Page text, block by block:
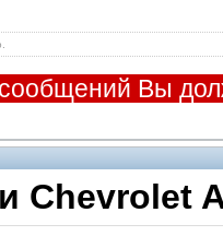
Вы
Chevrolet